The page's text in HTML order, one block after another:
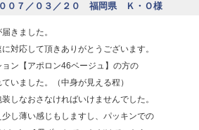
０７／０３／２０ 福岡県 Ｋ・Ｏ様
きました。
対応して頂きありがとうございます。
ン【アポロン46ベージュ】の方の
いました。（中身が見える程）
しなおさなければいけませんでした。
し薄い感じもしますし、パッキンでの